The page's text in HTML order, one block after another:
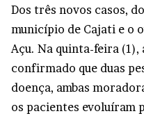
Dos três novos casos,
município de Cajati e o
Açu. Na quinta-feira
confirmado que duas
doença, ambas
os pacientes evoluíram